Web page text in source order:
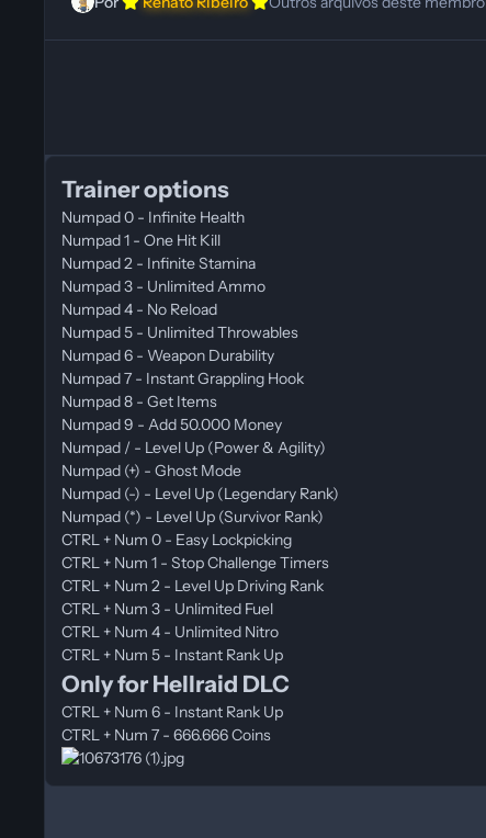
Trainer options
Numpad 0 - Infinite Health
Numpad 1 - One Hit Kill
Numpad 2 - Infinite Stamina
Numpad 3 - Unlimited Ammo
Numpad 4 - No Reload
Numpad 5 - Unlimited Throwables
Numpad 6 - Weapon Durability
Numpad 7 - Instant Grappling Hook
Numpad 8 - Get Items
Numpad 9 - Add 50.000 Money
Numpad / - Level Up (Power & Agility)
Numpad (+) - Ghost Mode
Numpad (-) - Level Up (Legendary Rank)
Numpad (*) - Level Up (Survivor Rank)
CTRL + Num 0 - Easy Lockpicking
CTRL + Num 1 - Stop Challenge Timers
CTRL + Num 2 - Level Up Driving Rank
CTRL + Num 3 - Unlimited Fuel
CTRL + Num 4 - Unlimited Nitro
CTRL + Num 5 - Instant Rank Up
Only for Hellraid DLC
CTRL + Num 6 - Instant Rank Up
CTRL + Num 7 - 666.666 Coins